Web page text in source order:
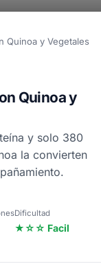
Quinoa y Vegetales
Quinoa y
y solo 380
la convierten
Dificultad
★☆☆ Facil